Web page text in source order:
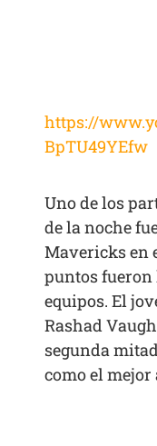
https://
BpTU49YEfw
Uno de los
de la noche
Mavericks en
puntos fueron
equipos. El
Rashad
segunda
como el mejor